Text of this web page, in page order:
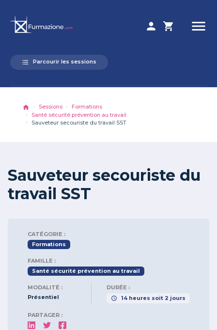
person shopping_cart menu
format_list_bulleted Parcourir les sessions
Sessions
Formations
Santé sécurité prévention au travail
Sauveteur secouriste du travail SST
Sauveteur secouriste du
travail SST
CATÉGORIE :
Formations
FAMILLE :
Santé sécurité prévention au travail
MODALITÉ :
Présentiel
DURÉE :
14 heures soit 2 jours
PARTAGER :